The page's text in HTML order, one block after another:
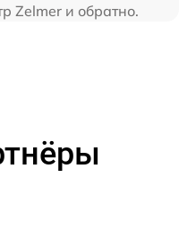
Zelmer и обратно.